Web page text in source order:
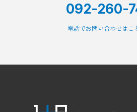
092-260-
電話でお問い合わせはこ